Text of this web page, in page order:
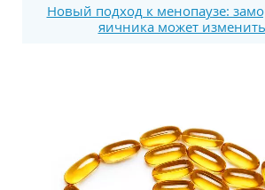
Новый подход к менопаузе:
яичника может